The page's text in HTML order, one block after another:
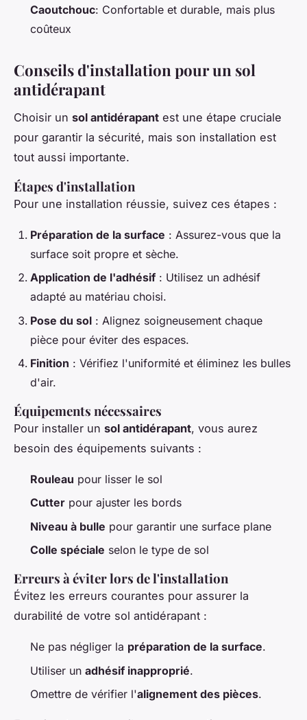
Caoutchouc: Confortable et durable, mais plus
coûteux
Conseils d'installation pour un sol
antidérapant
Choisir un sol antidérapant est une étape cruciale
pour garantir la sécurité, mais son installation est
tout aussi importante.
Étapes d'installation
Pour une installation réussie, suivez ces étapes :
Préparation de la surface : Assurez-vous que la
surface soit propre et sèche.
Application de l'adhésif : Utilisez un adhésif
adapté au matériau choisi.
Pose du sol : Alignez soigneusement chaque
pièce pour éviter des espaces.
Finition : Vérifiez l'uniformité et éliminez les bulles
d'air.
Équipements nécessaires
Pour installer un sol antidérapant, vous aurez
besoin des équipements suivants :
Rouleau pour lisser le sol
Cutter pour ajuster les bords
Niveau à bulle pour garantir une surface plane
Colle spéciale selon le type de sol
Erreurs à éviter lors de l'installation
Évitez les erreurs courantes pour assurer la
durabilité de votre sol antidérapant :
Ne pas négliger la préparation de la surface.
Utiliser un adhésif inapproprié.
Omettre de vérifier l'alignement des pièces.